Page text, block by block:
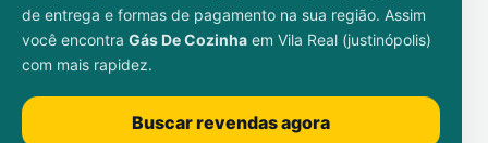
de entrega e formas de pagamento na sua região. Assim
você encontra Gás De Cozinha em Vila Real (justinópolis)
com mais rapidez.
Buscar revendas agora